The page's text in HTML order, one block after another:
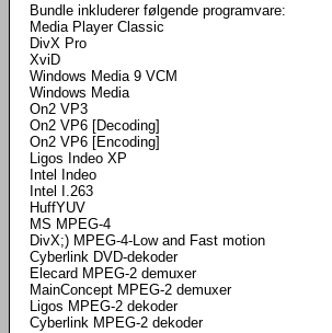
Bundle inkluderer følgende programvare:
Media Player Classic
DivX Pro
XviD
Windows Media 9 VCM
Windows Media
On2 VP3
On2 VP6 [Decoding]
On2 VP6 [Encoding]
Ligos Indeo XP
Intel Indeo
Intel I.263
HuffYUV
MS MPEG-4
DivX;) MPEG-4-Low and Fast motion
Cyberlink DVD-dekoder
Elecard MPEG-2 demuxer
MainConcept MPEG-2 demuxer
Ligos MPEG-2 dekoder
Cyberlink MPEG-2 dekoder